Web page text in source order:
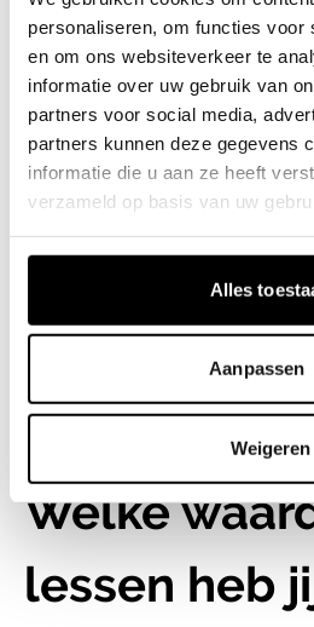
personaliseren, om functies voor
en om ons websiteverkeer te
informatie over uw gebruik van
partners voor social media,
partners kunnen deze gegevens
informatie die u aan ze heeft
verzameld op basis van uw
Alles
Aanpassen
Weigeren
moment zo in dat deze
een breed publiek. Dus
participatie-avond, maar
voor jong en oud met
spelletjes. Natuurlijk
om hun mening en input
middag, maar de
Welke
lessen heb